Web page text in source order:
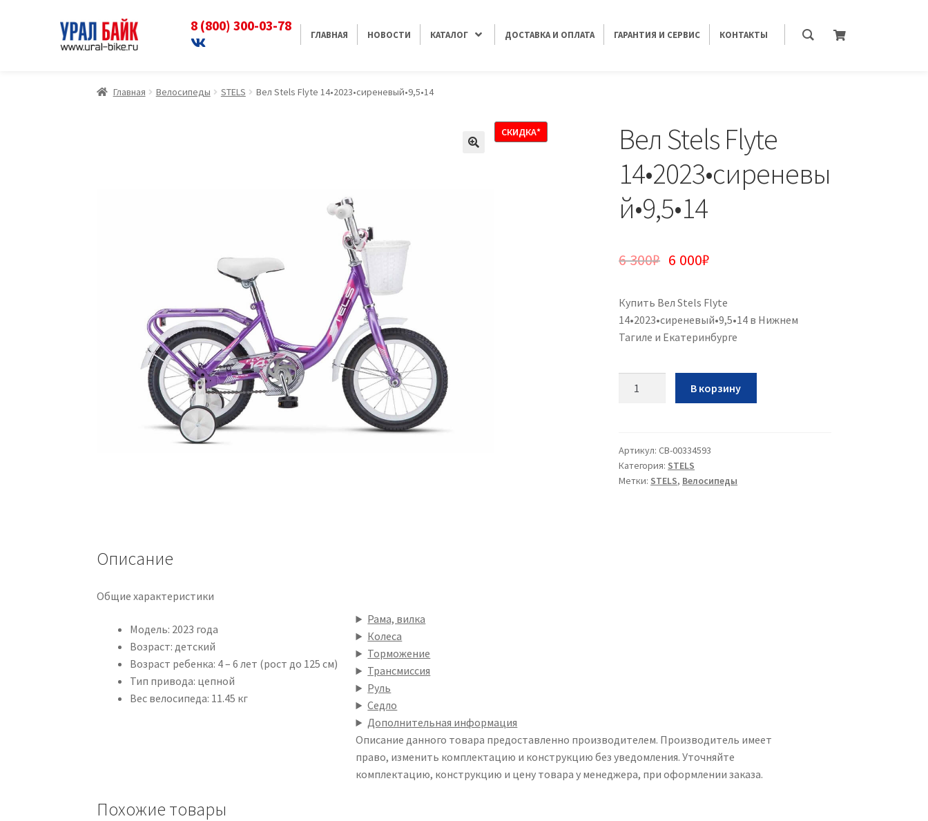
8 (800) 300-03-78
ГЛАВНАЯ НОВОСТИ КАТАЛОГ ДОСТАВКА И ОПЛАТА ГАРАНТИЯ И СЕРВИС КОНТАКТЫ
Перейти
к
Перейти
к
Главная Велосипеды STELS Вел Stels Flyte 14•2023•сиреневый•9,5•14
СКИДКА*
Вел Stels Flyte
14•2023•сиреневы
й•9,5•14
6 300₽ 6 000₽
Купить Вел Stels Flyte
14•2023•сиреневый•9,5•14 в Нижнем
Тагиле и Екатеринбурге
14•2023•сиреневый•9,5•14
В корзину
Артикул:CB-00334593
Категория: STELS
Метки: STELS, Велосипеды
Описание
Общие характеристики
Модель: 2023 года
Возраст: детский
Возраст ребенка: 4 – 6 лет (рост до 125 см)
Тип привода: цепной
Вес велосипеда: 11.45 кг
Рама, вилка
Колеса
Торможение
Трансмиссия
Руль
Седло
Дополнительная информация
Описание данного товара предоставленно производителем. Производитель имеет
право, изменить комплектацию и конструкцию без уведомления. Уточняйте
комплектацию, конструкцию и цену товара у менеджера, при оформлении заказа.
Похожие товары